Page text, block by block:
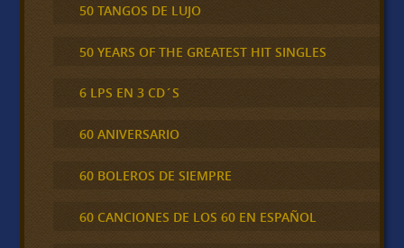
50 TANGOS DE LUJO
50 YEARS OF THE GREATEST HIT SINGLES
6 LPS EN 3 CD´S
60 ANIVERSARIO
60 BOLEROS DE SIEMPRE
60 CANCIONES DE LOS 60 EN ESPAÑOL